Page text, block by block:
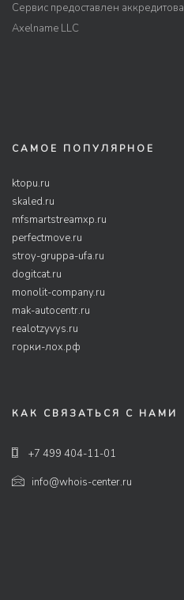
Сервис предоставлен
Axelname LLC
САМОЕ ПОПУЛЯРНОЕ
ktopu.ru
skaled.ru
mfsmartstreamxp.ru
perfectmove.ru
stroy-gruppa-ufa.ru
dogitcat.ru
monolit-company.ru
mak-autocentr.ru
realotzyvys.ru
горки-лох.рф
КАК СВЯЗАТЬСЯ С НАМИ
+7 499 404-11-01
info@whois-center.ru